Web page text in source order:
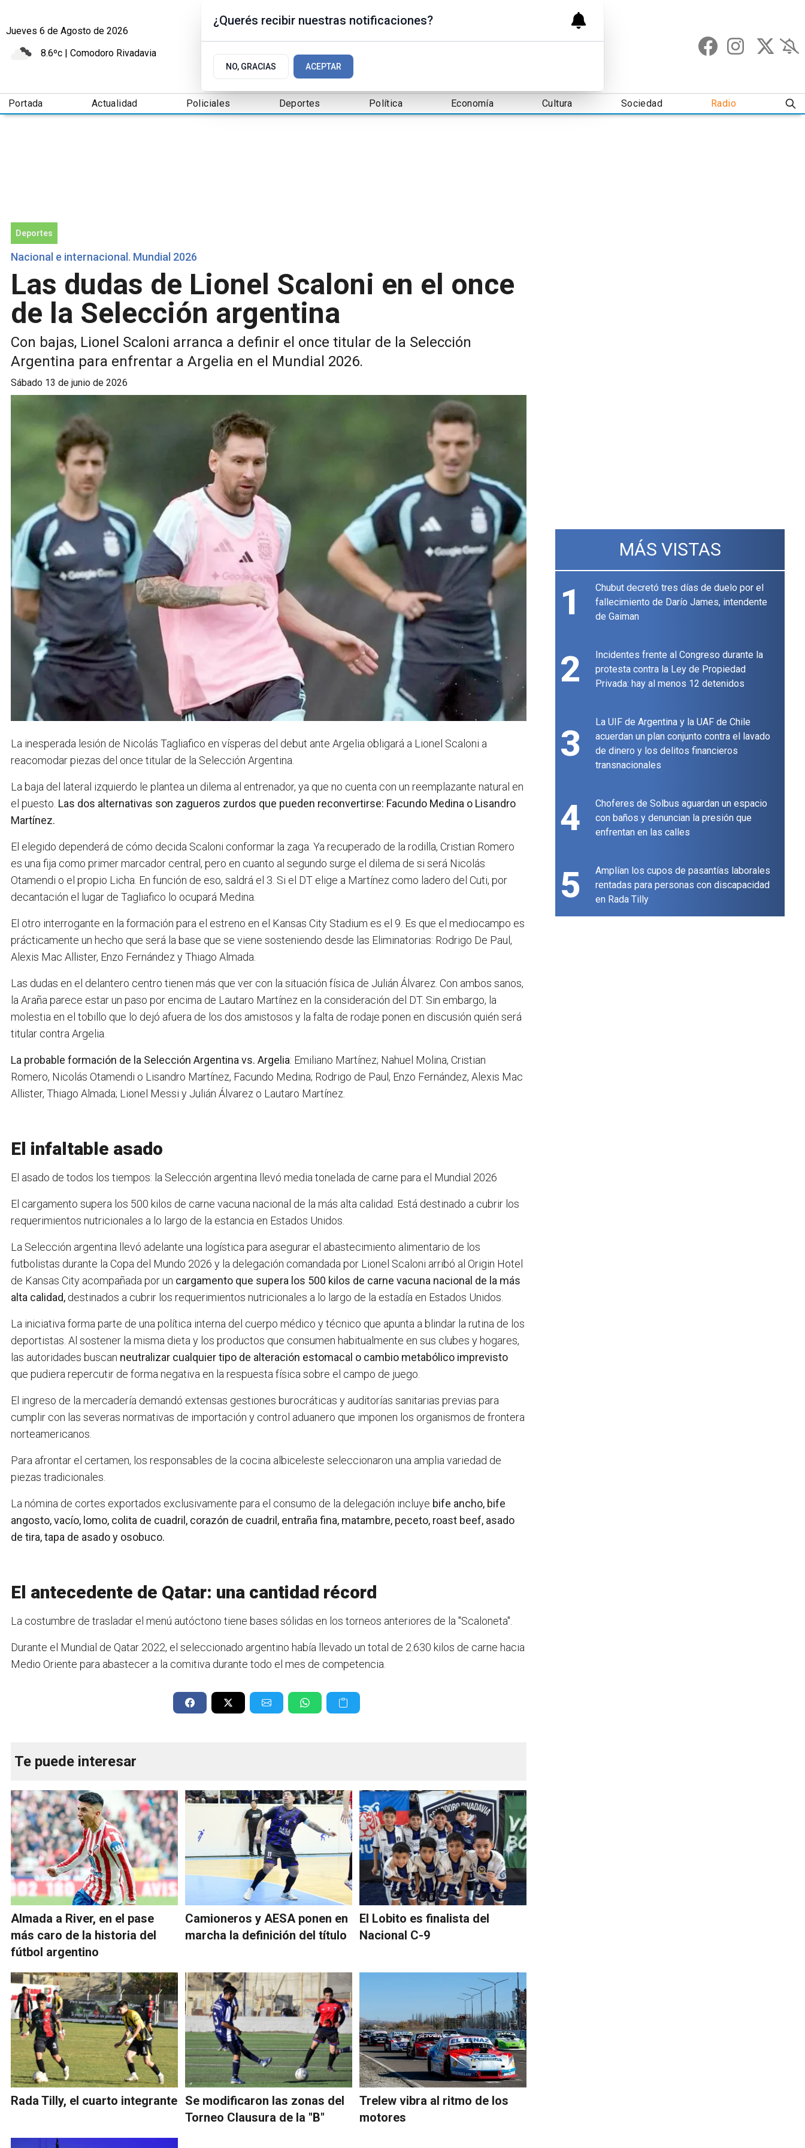
Jueves 6 de Agosto de 2026
8.6ºc | Comodoro Rivadavia
Portada Actualidad Policiales Deportes Política Economía Cultura Sociedad Radio
Deportes
Nacional e internacional. Mundial 2026
Las dudas de Lionel Scaloni en el once
de la Selección argentina
Con bajas, Lionel Scaloni arranca a definir el once titular de la Selección
Argentina para enfrentar a Argelia en el Mundial 2026.
sábado 13 de junio de 2026
La inesperada lesión de Nicolás Tagliafico en vísperas del debut ante Argelia obligará a Lionel Scaloni a
reacomodar piezas del once titular de la Selección Argentina.
La baja del lateral izquierdo le plantea un dilema al entrenador, ya que no cuenta con un reemplazante natural en
el puesto. Las dos alternativas son zagueros zurdos que pueden reconvertirse: Facundo Medina o Lisandro
Martínez.
El elegido dependerá de cómo decida Scaloni conformar la zaga. Ya recuperado de la rodilla, Cristian Romero
es una fija como primer marcador central, pero en cuanto al segundo surge el dilema de si será Nicolás
Otamendi o el propio Licha. En función de eso, saldrá el 3. Si el DT elige a Martínez como ladero del Cuti, por
decantación el lugar de Tagliafico lo ocupará Medina.
El otro interrogante en la formación para el estreno en el Kansas City Stadium es el 9. Es que el mediocampo es
prácticamente un hecho que será la base que se viene sosteniendo desde las Eliminatorias: Rodrigo De Paul,
Alexis Mac Allister, Enzo Fernández y Thiago Almada.
Las dudas en el delantero centro tienen más que ver con la situación física de Julián Álvarez. Con ambos sanos,
la Araña parece estar un paso por encima de Lautaro Martínez en la consideración del DT. Sin embargo, la
molestia en el tobillo que lo dejó afuera de los dos amistosos y la falta de rodaje ponen en discusión quién será
titular contra Argelia.
La probable formación de la Selección Argentina vs. Argelia: Emiliano Martínez; Nahuel Molina, Cristian
Romero, Nicolás Otamendi o Lisandro Martínez, Facundo Medina; Rodrigo de Paul, Enzo Fernández, Alexis Mac
Allister, Thiago Almada; Lionel Messi y Julián Álvarez o Lautaro Martínez.
El infaltable asado
El asado de todos los tiempos: la Selección argentina llevó media tonelada de carne para el Mundial 2026
El cargamento supera los 500 kilos de carne vacuna nacional de la más alta calidad. Está destinado a cubrir los
requerimientos nutricionales a lo largo de la estancia en Estados Unidos.
La Selección argentina llevó adelante una logística para asegurar el abastecimiento alimentario de los
futbolistas durante la Copa del Mundo 2026 y la delegación comandada por Lionel Scaloni arribó al Origin Hotel
de Kansas City acompañada por un cargamento que supera los 500 kilos de carne vacuna nacional de la más
alta calidad, destinados a cubrir los requerimientos nutricionales a lo largo de la estadía en Estados Unidos.
La iniciativa forma parte de una política interna del cuerpo médico y técnico que apunta a blindar la rutina de los
deportistas. Al sostener la misma dieta y los productos que consumen habitualmente en sus clubes y hogares,
las autoridades buscan neutralizar cualquier tipo de alteración estomacal o cambio metabólico imprevisto
que pudiera repercutir de forma negativa en la respuesta física sobre el campo de juego.
El ingreso de la mercadería demandó extensas gestiones burocráticas y auditorías sanitarias previas para
cumplir con las severas normativas de importación y control aduanero que imponen los organismos de frontera
norteamericanos.
Para afrontar el certamen, los responsables de la cocina albiceleste seleccionaron una amplia variedad de
piezas tradicionales.
La nómina de cortes exportados exclusivamente para el consumo de la delegación incluye bife ancho, bife
angosto, vacío, lomo, colita de cuadril, corazón de cuadril, entraña fina, matambre, peceto, roast beef, asado
de tira, tapa de asado y osobuco.
El antecedente de Qatar: una cantidad récord
La costumbre de trasladar el menú autóctono tiene bases sólidas en los torneos anteriores de la "Scaloneta".
Durante el Mundial de Qatar 2022, el seleccionado argentino había llevado un total de 2.630 kilos de carne hacia
Medio Oriente para abastecer a la comitiva durante todo el mes de competencia.
Te puede interesar
Almada a River, en el pase
más caro de la historia del
fútbol argentino
Camioneros y AESA ponen en
marcha la definición del título
El Lobito es finalista del
Nacional C-9
Rada Tilly, el cuarto integrante Se modificaron las zonas del
Torneo Clausura de la "B"
Trelew vibra al ritmo de los
motores
MÁS VISTAS
1
Chubut decretó tres días de duelo por el
fallecimiento de Darío James, intendente
de Gaiman
2
Incidentes frente al Congreso durante la
protesta contra la Ley de Propiedad
Privada: hay al menos 12 detenidos
3
La UIF de Argentina y la UAF de Chile
acuerdan un plan conjunto contra el lavado
de dinero y los delitos financieros
transnacionales
4
Choferes de Solbus aguardan un espacio
con baños y denuncian la presión que
enfrentan en las calles
5
Amplían los cupos de pasantías laborales
rentadas para personas con discapacidad
en Rada Tilly
¿Querés recibir nuestras notificaciones?
NO, GRACIAS ACEPTAR